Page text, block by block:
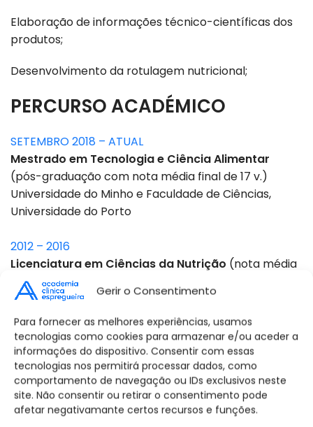
Gerir o Consentimento
Para fornecer as melhores experiências, usamos
tecnologias como cookies para armazenar e/ou aceder a
informações do dispositivo. Consentir com essas
tecnologias nos permitirá processar dados, como
comportamento de navegação ou IDs exclusivos neste
site. Não consentir ou retirar o consentimento pode
afetar negativamante certos recursos e funções.
Elaboração de informações técnico-científicas dos
produtos;
Desenvolvimento da rotulagem nutricional;
PERCURSO ACADÉMICO
SETEMBRO 2018 – ATUAL
Mestrado em Tecnologia e Ciência Alimentar
(pós-graduação com nota média final de 17 v.)
Universidade do Minho e Faculdade de Ciências,
Universidade do Porto
2012 – 2016
Licenciatura em Ciências da Nutrição (nota média
final de 15 v.)
Faculdade de Ciências da Nutrição e da Alimentação,
Universidade do Porto
2008 – 2011
Curso Científico-humanístico de Ciências e
Tecnologias
Escola Secundária Dr. Manuel Gomes de Almeida